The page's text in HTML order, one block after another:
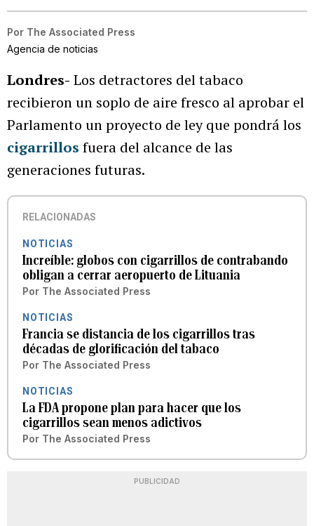
Por The Associated Press
Agencia de noticias
Londres- Los detractores del tabaco
recibieron un soplo de aire fresco al aprobar el
Parlamento un proyecto de ley que pondrá los
cigarrillos fuera del alcance de las
generaciones futuras.
RELACIONADAS
NOTICIAS
Increíble: globos con cigarrillos de contrabando
obligan a cerrar aeropuerto de Lituania
Por The Associated Press
NOTICIAS
Francia se distancia de los cigarrillos tras
décadas de glorificación del tabaco
Por The Associated Press
NOTICIAS
La FDA propone plan para hacer que los
cigarrillos sean menos adictivos
Por The Associated Press
PUBLICIDAD